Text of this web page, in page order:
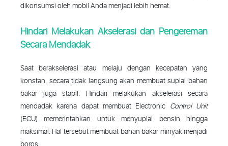
dikonsumsi oleh mobil Anda menjadi lebih hemat.
Hindari Melakukan Akselerasi dan Pengereman
Secara Mendadak
Saat berakselerasi atau melaju dengan kecepatan yang
konstan, secara tidak langsung akan membuat suplai bahan
bakar juga stabil. Hindari melakukan akselerasi secara
mendadak karena dapat membuat Electronic Control Unit
(ECU) memerintahkan untuk menyuplai bensin hingga
maksimal. Hal tersebut membuat bahan bakar minyak menjadi